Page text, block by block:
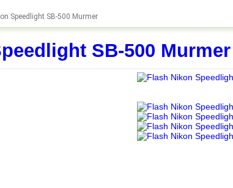
Speedlight SB-500 Murmer
SB-500 Murmer